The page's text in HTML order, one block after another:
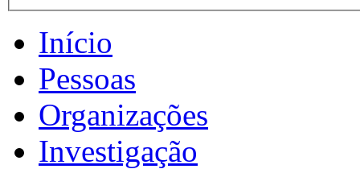
Início
Pessoas
Organizações
Investigação